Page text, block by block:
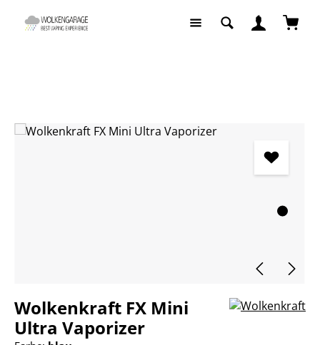
Zum Hauptinhalt springen
Bildergalerie überspringen
Wolkenkraft FX Mini
Ultra Vaporizer